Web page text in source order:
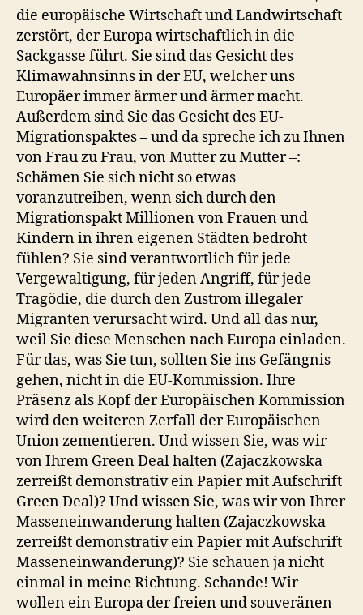
die europäische Wirtschaft und Landwirtschaft
zerstört, der Europa wirtschaftlich in die
Sackgasse führt. Sie sind das Gesicht des
Klimawahnsinns in der EU, welcher uns
Europäer immer ärmer und ärmer macht.
Außerdem sind Sie das Gesicht des EU-
Migrationspaktes – und da spreche ich zu Ihnen
von Frau zu Frau, von Mutter zu Mutter –:
Schämen Sie sich nicht so etwas
voranzutreiben, wenn sich durch den
Migrationspakt Millionen von Frauen und
Kindern in ihren eigenen Städten bedroht
fühlen? Sie sind verantwortlich für jede
Vergewaltigung, für jeden Angriff, für jede
Tragödie, die durch den Zustrom illegaler
Migranten verursacht wird. Und all das nur,
weil Sie diese Menschen nach Europa einladen.
Für das, was Sie tun, sollten Sie ins Gefängnis
gehen, nicht in die EU-Kommission. Ihre
Präsenz als Kopf der Europäischen Kommission
wird den weiteren Zerfall der Europäischen
Union zementieren. Und wissen Sie, was wir
von Ihrem Green Deal halten (Zajaczkowska
zerreißt demonstrativ ein Papier mit Aufschrift
Green Deal)? Und wissen Sie, was wir von Ihrer
Masseneinwanderung halten (Zajaczkowska
zerreißt demonstrativ ein Papier mit Aufschrift
Masseneinwanderung)? Sie schauen ja nicht
einmal in meine Richtung. Schande! Wir
wollen ein Europa der freien und souveränen